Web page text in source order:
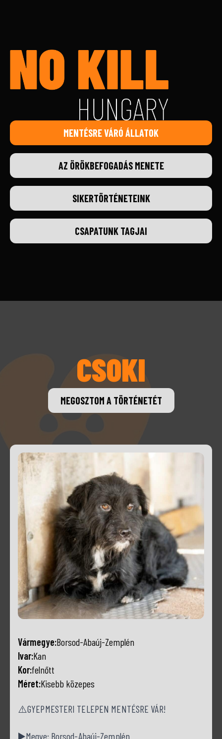
MENTÉSRE VÁRÓ ÁLLATOK
AZ ÖRÖKBEFOGADÁS MENETE
SIKERTÖRTÉNETEINK
CSAPATUNK TAGJAI
MEGOSZTOM A TÖRTÉNETÉT
CSOKI
Vármegye:Borsod-Abaúj-Zemplén
Ivar:Kan
Kor:felnőtt
Méret:Kisebb közepes
⚠️GYEPMESTERI TELEPEN MENTÉSRE VÁR!
▶️Megye: Borsod-Abaúj-Zemplén